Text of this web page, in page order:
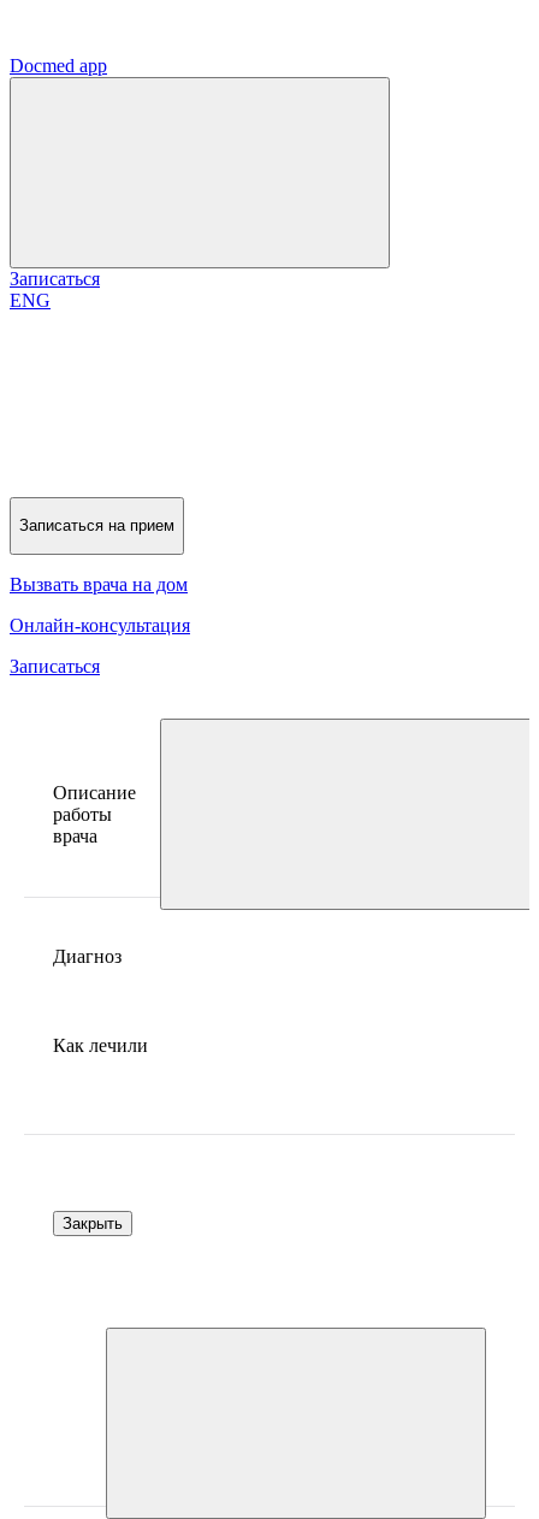
Docmed app
Записаться
ENG
Записаться на прием
Вызвать врача на дом
Онлайн-консультация
Записаться
Описание
работы
врача
Диагноз
Как лечили
Закрыть